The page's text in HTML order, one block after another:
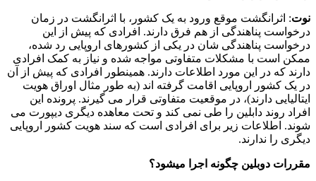
نوت: اثرانگشت موقع ورود به یک کشور، با اثرانگشت در زمان
درخواست پناهندگی از هم فرق دارند. افرادی که پیش از این
درخواست پناهندگی شان در یکی از کشورهای اروپایی رد شده،
ممکن است با مشکلات متفاوتی مواجه شده و نیاز به کمک افرادی
دارند که در این مورد اطلاعات دارند. همینطور افرادی که پیش از آن
در یک کشور اروپایی اقامت گرفته اند (به طور مثال اوراق هویت
ایتالیایی دارند)، در موقعیت متفاوتی قرار می گیرند. پرونده این
افراد روند دابلین را طی نمی کند و تحت معاهده دیگری دیپورت می
شوند. اطلاعات زیر برای افرادی است که سند هویت کشور اروپایی
دیگری را ندارند.
مقررات دوبلین چگونه اجرا میشود؟